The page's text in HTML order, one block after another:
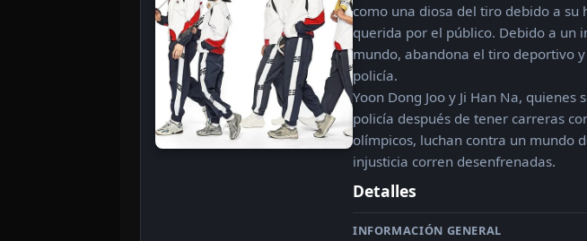
como una diosa del tiro debido a su
querida por el público. Debido a un
mundo, abandona el tiro deportivo
policía.
Yoon Dong Joo y Ji Han Na,
policía después de tener carreras
olímpicos, luchan contra un mundo
injusticia corren desenfrenadas.
Detalles
INFORMACIÓN GENERAL